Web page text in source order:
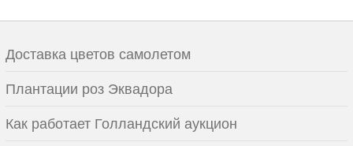
Доставка цветов самолетом
Плантации роз Эквадора
Как работает Голландский аукцион